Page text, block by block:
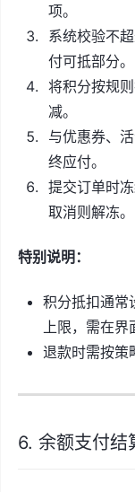
项。
系统校验不
付可抵部分。
将积分按规
减。
与优惠券、
终应付。
提交订单时
取消则解冻。
特别说明：
积分抵扣通常
上限，需在界
退款时需按策
6. 余额支付结